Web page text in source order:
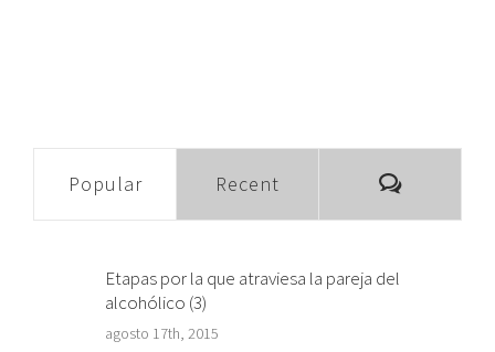
Popular Recent
Etapas por la que atraviesa la pareja del
alcohólico (3)
agosto 17th, 2015